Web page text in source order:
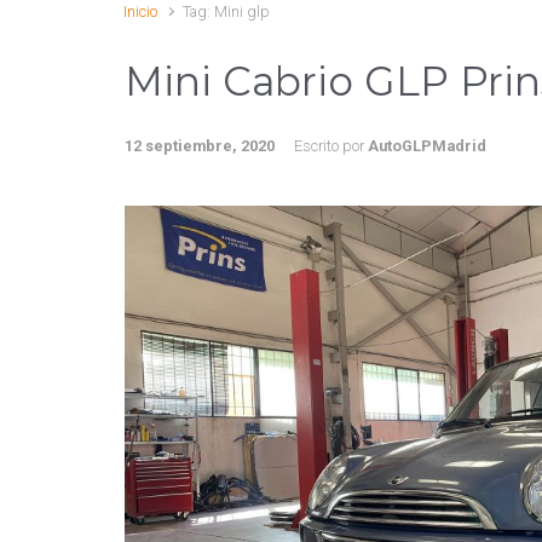
Inicio Tag: Mini glp
Mini Cabrio GLP
12 septiembre, 2020 Escrito por AutoGLPMadrid